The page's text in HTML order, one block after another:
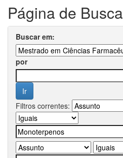
Página de Busca
Buscar em:
por
Filtros correntes: